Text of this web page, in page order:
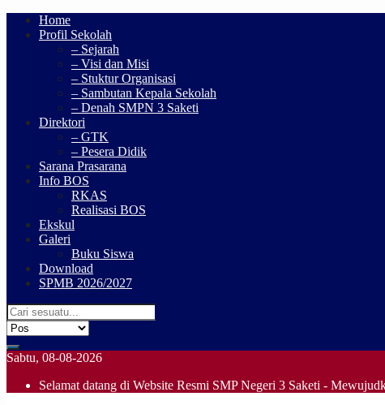
Home
Profil Sekolah
– Sejarah
– Visi dan Misi
– Stuktur Organisasi
– Sambutan Kepala Sekolah
– Denah SMPN 3 Saketi
Direktori
– GTK
– Pesera Didik
Sarana Prasarana
Info BOS
RKAS
Realisasi BOS
Ekskul
Galeri
Buku Siswa
Download
SPMB 2026/2027
Sabtu, 08-08-2026
Selamat datang di Website Resmi SMP Negeri 3 Saketi -